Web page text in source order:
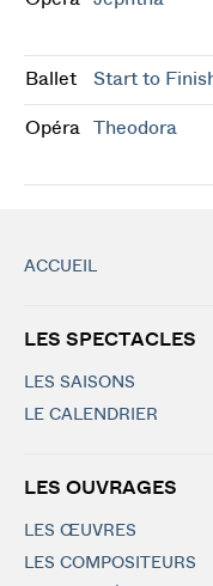
Ballet Start to
Opéra Theodora
ACCUEIL
LES SPECTACLES
LES SAISONS
LE CALENDRIER
LES OUVRAGES
LES ŒUVRES
LES COMPOSITEURS